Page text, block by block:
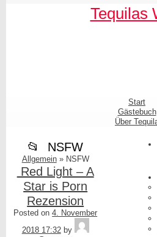
to
to
to
to
to
to
to
to
to
to
Tequilas
Shrunk
Start
Gästebuch
Über
NSFW
Allgemein» NSFW
Red Light – A
Star is Porn
Rezension
Posted on 4. November
2018 17:32 by